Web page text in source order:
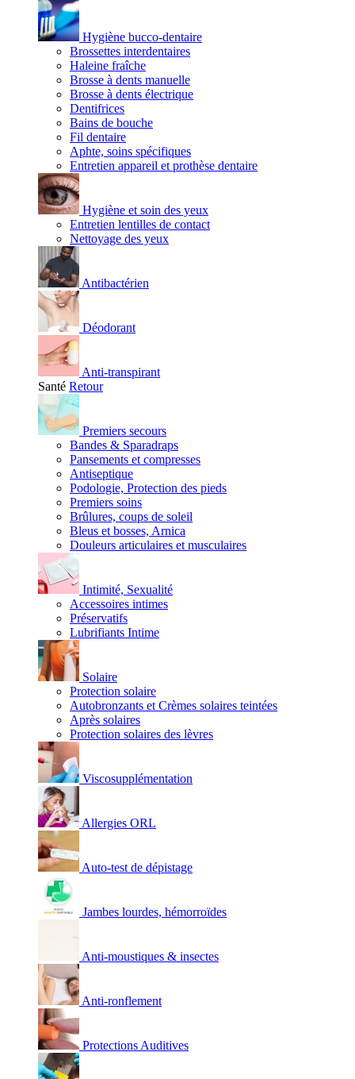
Hygiène bucco-dentaire
Brossettes interdentaires
Haleine fraîche
Brosse à dents manuelle
Brosse à dents électrique
Dentifrices
Bains de bouche
Fil dentaire
Aphte, soins spécifiques
Entretien appareil et prothèse dentaire
Hygiène et soin des yeux
Entretien lentilles de contact
Nettoyage des yeux
Antibactérien
Déodorant
Anti-transpirant
Santé Retour
Premiers secours
Bandes & Sparadraps
Pansements et compresses
Antiseptique
Podologie, Protection des pieds
Premiers soins
Brûlures, coups de soleil
Bleus et bosses, Arnica
Douleurs articulaires et musculaires
Intimité, Sexualité
Accessoires intimes
Préservatifs
Lubrifiants Intime
Solaire
Protection solaire
Autobronzants et Crèmes solaires teintées
Après solaires
Protection solaires des lèvres
Viscosupplémentation
Allergies ORL
Auto-test de dépistage
Jambes lourdes, hémorroïdes
Anti-moustiques & insectes
Anti-ronflement
Protections Auditives